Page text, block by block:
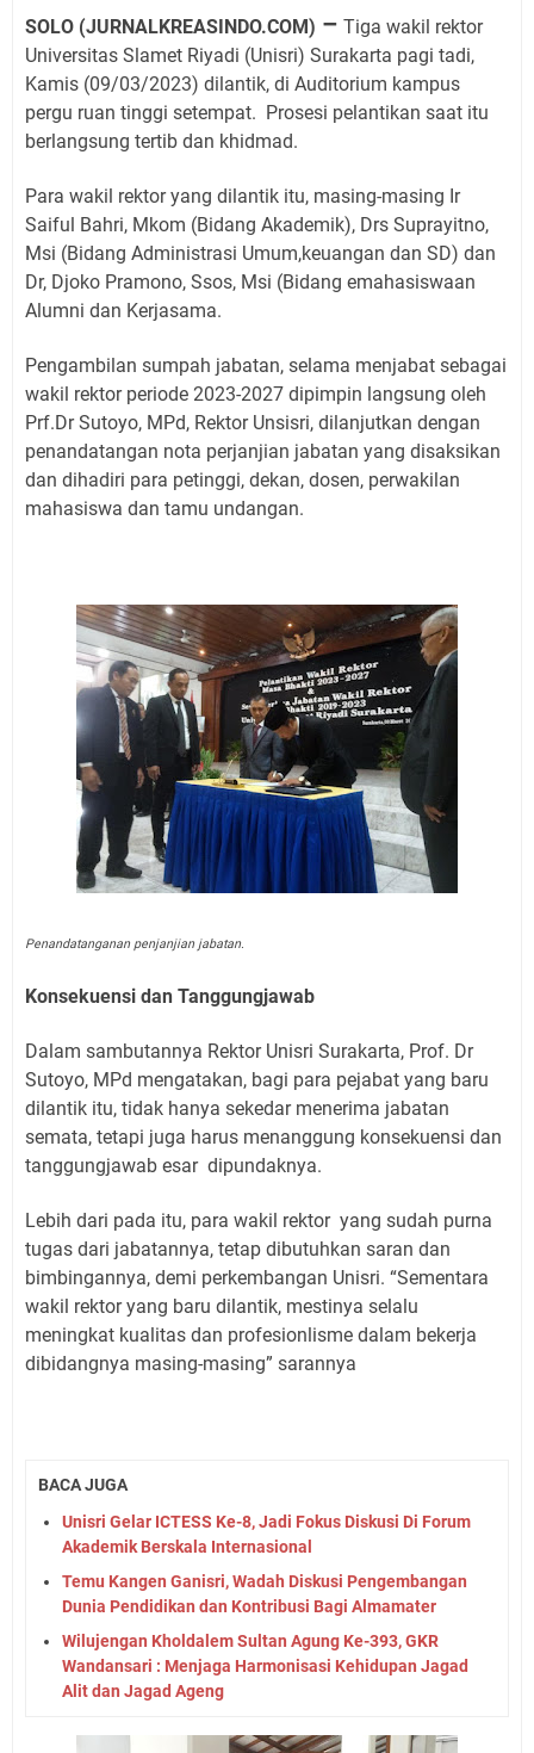
SOLO (JURNALKREASINDO.COM) – Tiga wakil rektor
Universitas Slamet Riyadi (Unisri) Surakarta pagi tadi,
Kamis (09/03/2023) dilantik, di Auditorium kampus
pergu ruan tinggi setempat. Prosesi pelantikan saat itu
berlangsung tertib dan khidmad.
Para wakil rektor yang dilantik itu, masing-masing Ir
Saiful Bahri, Mkom (Bidang Akademik), Drs Suprayitno,
Msi (Bidang Administrasi Umum,keuangan dan SD) dan
Dr, Djoko Pramono, Ssos, Msi (Bidang emahasiswaan
Alumni dan Kerjasama.
Pengambilan sumpah jabatan, selama menjabat sebagai
wakil rektor periode 2023-2027 dipimpin langsung oleh
Prf.Dr Sutoyo, MPd, Rektor Unsisri, dilanjutkan dengan
penandatangan nota perjanjian jabatan yang disaksikan
dan dihadiri para petinggi, dekan, dosen, perwakilan
mahasiswa dan tamu undangan.
Penandatanganan penjanjian jabatan.
Konsekuensi dan Tanggungjawab
Dalam sambutannya Rektor Unisri Surakarta, Prof. Dr
Sutoyo, MPd mengatakan, bagi para pejabat yang baru
dilantik itu, tidak hanya sekedar menerima jabatan
semata, tetapi juga harus menanggung konsekuensi dan
tanggungjawab esar dipundaknya.
Lebih dari pada itu, para wakil rektor yang sudah purna
tugas dari jabatannya, tetap dibutuhkan saran dan
bimbingannya, demi perkembangan Unisri. “Sementara
wakil rektor yang baru dilantik, mestinya selalu
meningkat kualitas dan profesionlisme dalam bekerja
dibidangnya masing-masing” sarannya
BACA JUGA
Unisri Gelar ICTESS Ke-8, Jadi Fokus Diskusi Di Forum
Akademik Berskala Internasional
Temu Kangen Ganisri, Wadah Diskusi Pengembangan
Dunia Pendidikan dan Kontribusi Bagi Almamater
Wilujengan Kholdalem Sultan Agung Ke-393, GKR
Wandansari : Menjaga Harmonisasi Kehidupan Jagad
Alit dan Jagad Ageng